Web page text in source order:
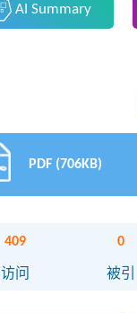
AI Summary
PDF (706KB)
409
访问
0
被引